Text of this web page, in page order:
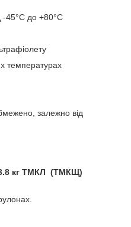
45°C до +80°C
температурах
залежно від
кг ТМКЛ (ТМКЩ)